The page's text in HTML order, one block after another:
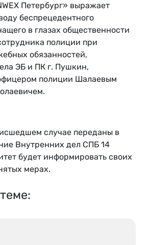
Петербург» выражает
беспрецедентного
в глазах общественности
полиции при
обязанностей,
ЭБ и ПК г. Пушкин,
полиции Шалаевым
случае переданы в
Внутренних дел СПБ 14
будет информировать своих
мерах.